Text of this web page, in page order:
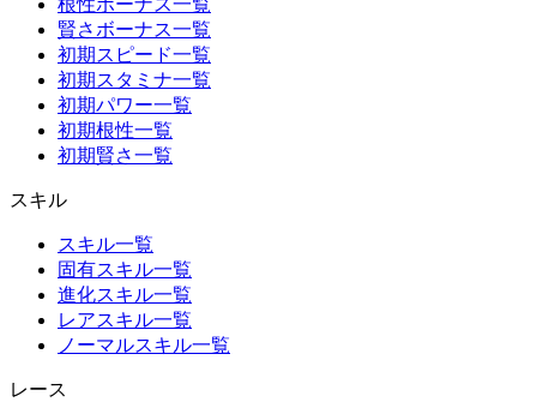
根性ボーナス一覧
賢さボーナス一覧
初期スピード一覧
初期スタミナ一覧
初期パワー一覧
初期根性一覧
初期賢さ一覧
スキル
スキル一覧
固有スキル一覧
進化スキル一覧
レアスキル一覧
ノーマルスキル一覧
レース